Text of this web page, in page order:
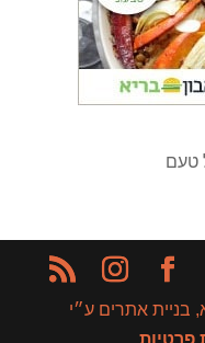
טעם‏
בניית אתרים ע״י